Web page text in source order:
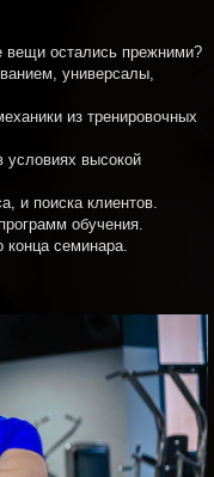
вещи остались прежними?
универсалы,
из тренировочных
условиях высокой
и поиска клиентов.
обучения.
семинара.